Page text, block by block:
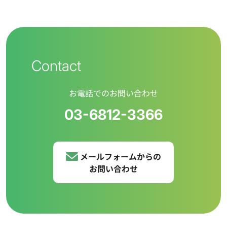
Contact
お電話でのお問い合わせ
03-6812-3366
メールフォームからの
お問い合わせ